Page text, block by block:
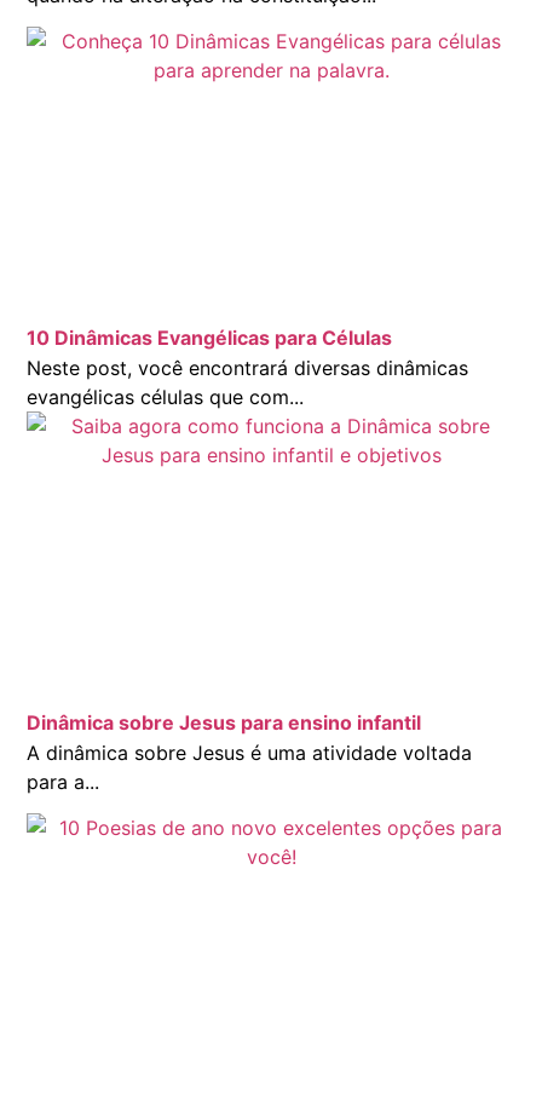
10 Dinâmicas Evangélicas para Células
Neste post, você encontrará diversas dinâmicas
evangélicas células que com...
Dinâmica sobre Jesus para ensino infantil
A dinâmica sobre Jesus é uma atividade voltada
para a...